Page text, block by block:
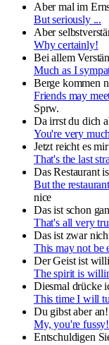
Aber mal im
But seriously ...
Aber
Why certainly!
Bei allem
Much as I
Berge kommen
Friends may
Sprw.
Da irrst du dich
You're very
Jetzt reicht es
That's the last
Das Restaurant
But the
nice
Das ist schon
That's all very
Das ist zwar
This may not be
Der Geist ist
The spirit is
Diesmal drücke
This time I will
Du gibst aber an!
My, you're fussy!
Entschuldigen